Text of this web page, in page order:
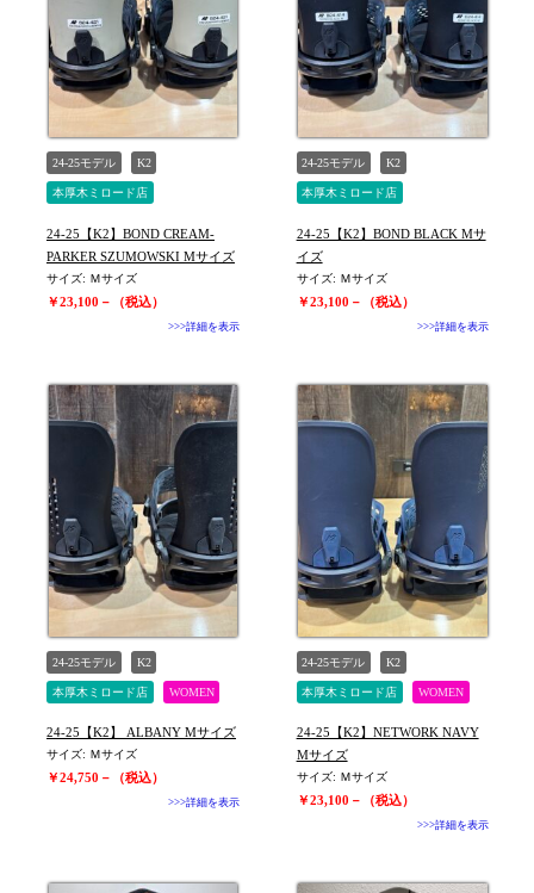
24-25モデル K2
本厚木ミロード店
24-25【K2】BOND CREAM-
PARKER SZUMOWSKI Mサイズ
サイズ: Ｍサイズ
￥23,100－（税込）
>>>詳細を表示
24-25モデル K2
本厚木ミロード店
24-25【K2】BOND BLACK Mサ
イズ
サイズ: Ｍサイズ
￥23,100－（税込）
>>>詳細を表示
24-25モデル K2
本厚木ミロード店 WOMEN
24-25【K2】 ALBANY Mサイズ
サイズ: Ｍサイズ
￥24,750－（税込）
>>>詳細を表示
24-25モデル K2
本厚木ミロード店 WOMEN
24-25【K2】NETWORK NAVY
Mサイズ
サイズ: Ｍサイズ
￥23,100－（税込）
>>>詳細を表示